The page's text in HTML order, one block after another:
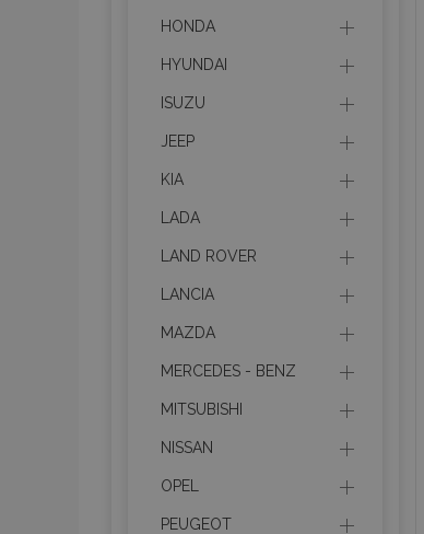
HONDA
HYUNDAI
ISUZU
JEEP
KIA
LADA
LAND ROVER
LANCIA
MAZDA
MERCEDES - BENZ
MITSUBISHI
NISSAN
OPEL
PEUGEOT